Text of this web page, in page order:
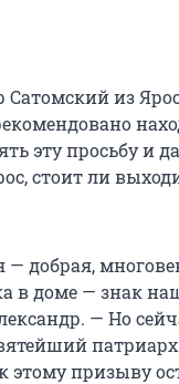
Сатомский из
эту просьбу и
стоит ли
— добрая,
в доме — знак
— Но
этому призыву